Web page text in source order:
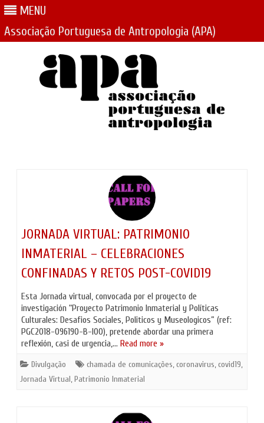
MENU
Associação Portuguesa de Antropologia (APA)
JORNADA VIRTUAL: PATRIMONIO
INMATERIAL – CELEBRACIONES
CONFINADAS Y RETOS POST-COVID19
Esta Jornada virtual, convocada por el proyecto de
investigación “Proyecto Patrimonio Inmaterial y Políticas
Culturales: Desafios Sociales, Politicos y Museologicos” (ref:
PGC2018-096190-B-I00), pretende abordar una primera
reflexión, casi de urgencia,… Read more »
Divulgação chamada de comunicações,coronavirus,covid19,
Jornada Virtual,Patrimonio Inmaterial